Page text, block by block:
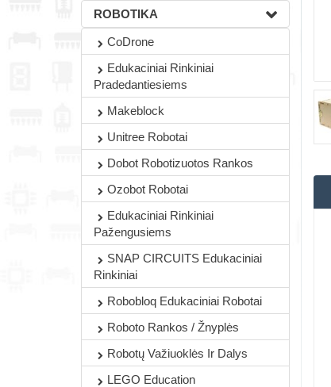
ROBOTIKA
CoDrone
Edukaciniai Rinkiniai
Pradedantiesiems
Makeblock
Unitree Robotai
Dobot Robotizuotos Rankos
Ozobot Robotai
Edukaciniai Rinkiniai
Pažengusiems
SNAP CIRCUITS Edukaciniai
Rinkiniai
Robobloq Edukaciniai Robotai
Roboto Rankos / Žnyplės
Robotų Važiuoklės Ir Dalys
LEGO Education